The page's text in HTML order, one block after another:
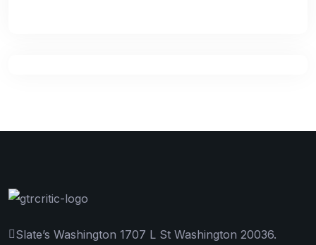
Slate’s Washington 1707 L St Washington 20036.